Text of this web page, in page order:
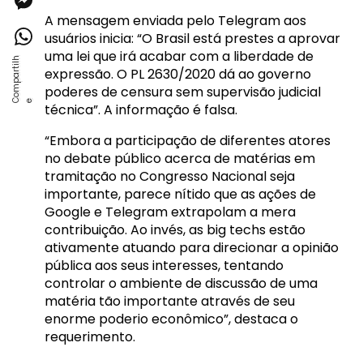
A mensagem enviada pelo Telegram aos
usuários inicia: “O Brasil está prestes a aprovar
uma lei que irá acabar com a liberdade de
expressão. O PL 2630/2020 dá ao governo
poderes de censura sem supervisão judicial
técnica”. A informação é falsa.
“Embora a participação de diferentes atores
no debate público acerca de matérias em
tramitação no Congresso Nacional seja
importante, parece nítido que as ações de
Google e Telegram extrapolam a mera
contribuição. Ao invés, as big techs estão
ativamente atuando para direcionar a opinião
pública aos seus interesses, tentando
controlar o ambiente de discussão de uma
matéria tão importante através de seu
enorme poderio econômico”, destaca o
requerimento.